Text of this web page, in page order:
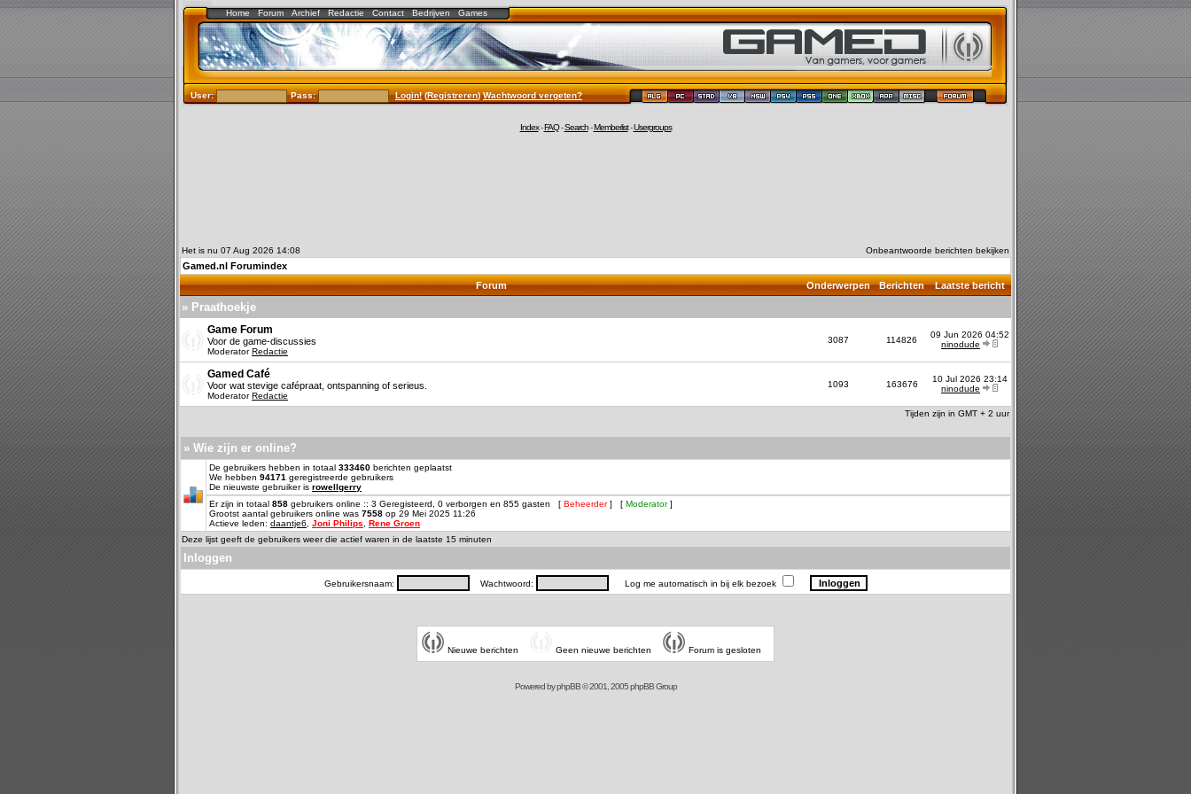
Home Forum Archief Redactie Contact Bedrijven Games
User: Pass: Login!(Registreren)Wachtwoord vergeten?
Index-FAQ-Search-Memberlist-Usergroups
Het is nu 07 Aug 2026 14:08 Onbeantwoorde berichten bekijken
Gamed.nl Forumindex
Forum
Onderwerpen Berichten Laatste bericht
» Praathoekje
Game Forum
Voor de game-discussies
ModeratorRedactie
3087 114826
09 Jun 2026 04:52
ninodude
Gamed Café
Voor wat stevige cafépraat, ontspanning of serieus.
ModeratorRedactie
1093 163676
10 Jul 2026 23:14
ninodude
Tijden zijn in GMT + 2 uur
» Wie zijn er online?
De gebruikers hebben in totaal 333460 berichten geplaatst
We hebben 94171 geregistreerde gebruikers
De nieuwste gebruiker is rowellgerry
Er zijn in totaal 858 gebruikers online :: 3 Geregisteerd, 0 verborgen en 855 gasten [ Beheerder] [ Moderator]
Grootst aantal gebruikers online was 7558 op 29 Mei 2025 11:26
Actieve leden: daantje6 Joni Philips
Rene Groen
Deze lijst geeft de gebruikers weer die actief waren in de laatste 15 minuten
Inloggen
Gebruikersnaam: Wachtwoord: Log me automatisch in bij elk bezoek
Nieuwe berichten Geen nieuwe berichten Forum is gesloten
Powered byphpBB© 2001, 2005 phpBB Group